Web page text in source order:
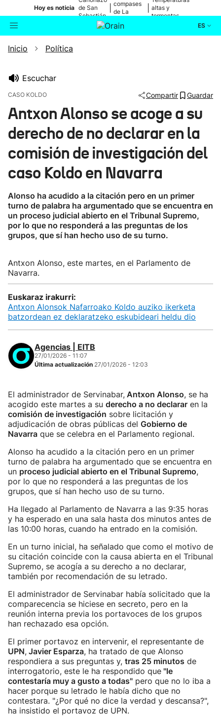
Hoy es noticia de San
Sebastián
compases
de La
altas y
tormentas
ES
Buscador
Ikusmiran
Eguraldia
Inicio Política
Escuchar
CASO KOLDO Compartir Guardar
Antxon Alonso se acoge a su
derecho de no declarar en la
comisión de investigación del
caso Koldo en Navarra
Alonso ha acudido a la citación pero en un primer
turno de palabra ha argumentado que se encuentra en
un proceso judicial abierto en el Tribunal Supremo,
por lo que no responderá a las preguntas de los
grupos, que sí han hecho uso de su turno.
Antxon Alonso, este martes, en el Parlamento de
Navarra.
Euskaraz irakurri:
Antxon Alonsok Nafarroako Koldo auziko ikerketa
batzordean ez deklaratzeko eskubideari heldu dio
Agencias | EITB
27/01/2026 - 11:07
Última actualización 27/01/2026 - 12:03
El administrador de Servinabar, Antxon Alonso, se ha
acogido este martes a su derecho a no declarar en la
comisión de investigación sobre licitación y
adjudicación de obras públicas del Gobierno de
Navarra que se celebra en el Parlamento regional.
Alonso ha acudido a la citación pero en un primer
turno de palabra ha argumentado que se encuentra en
un proceso judicial abierto en el Tribunal Supremo,
por lo que no responderá a las preguntas de los
grupos, que sí han hecho uso de su turno.
Ha llegado al Parlamento de Navarra a las 9:35 horas
y ha esperado en una sala hasta dos minutos antes de
las 10:00 horas, cuando ha entrado en la comisión.
En un turno inicial, ha señalado que como el motivo de
su citación coincide con la causa abierta en el Tribunal
Supremo, se acogía a su derecho a no declarar,
también por recomendación de su letrado.
El administrador de Servinabar había solicitado que la
comparecencia se hiciese en secreto, pero en la
reunión interna previa los portavoces de los grupos
han rechazado esa opción.
El primer portavoz en intervenir, el representante de
UPN, Javier Esparza, ha tratado de que Alonso
respondiera a sus preguntas y, tras 25 minutos de
interrogatorio, este le ha respondido que "le
contestaría muy a gusto a todas" pero que no lo iba a
hacer porque su letrado le había dicho que no
contestara. "¿Por qué no dice la verdad y descansa?",
ha insistido el portavoz de UPN.